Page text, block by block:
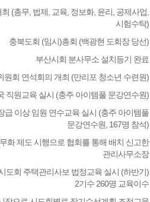
(총무, 법제, 교육, 정보화, 윤리, 공제사업,
시험수탁)
충북도회 (임시)총회 (백광현 도회장 당선)
부산시회 분사무소 설치등기 완료
원회 연석회의 개최 (만리포 청소년 수련원)
직원교육 실시 (충주 아이템풀 문강연수원)
급 이상 임원 연수교육 실시 (충주 아이템풀
문강연수원, 167명 참석)
화 제도 시행으로 협회를 통해 배치 신고한
관리사무소장
도회 주택관리사보 법정교육 실시 (하반기)
2기수 260명 교육이수